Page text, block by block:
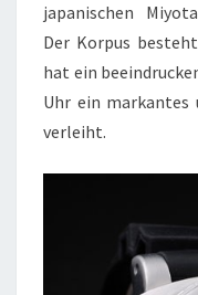
japanischen
Der Korpus
hat ein
Uhr ein markantes
verleiht.